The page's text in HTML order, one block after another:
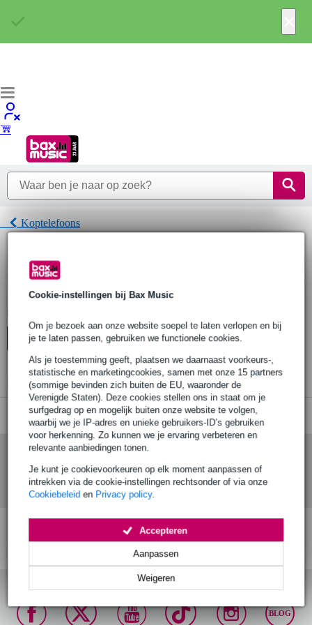
Cookie-instellingen bij Bax Music
Om je bezoek aan onze website soepel te laten verlopen en bij
je te laten passen, gebruiken we functionele cookies.
Als je toestemming geeft, plaatsen we daarnaast voorkeurs-,
statistische en marketingcookies, samen met onze 15 partners
(sommige bevinden zich buiten de EU, waaronder de
Verenigde Staten). Deze cookies stellen ons in staat om je
surfgedrag op en mogelijk buiten onze website te volgen,
waarbij we je IP-adres en unieke gebruikers-ID’s gebruiken
voor herkenning. Zo kunnen we je ervaring verbeteren en
relevante aanbiedingen tonen.
Je kunt je cookievoorkeuren op elk moment aanpassen of
intrekken via de cookie-instellingen rechtsonder of via onze
Cookiebeleid en Privacy policy.
Weigeren
Aanpassen
Accepteren
Koptelefoons
Koptelefoons
Panasonic Koptelefoons
Top-10 Advies
Er zijn geen producten gevonden.
Gratis verzending vanaf
Voor 23:00 besteld,
maandag in huis (mits
op voorraad)
30 dagen 'niet goed
BLOG